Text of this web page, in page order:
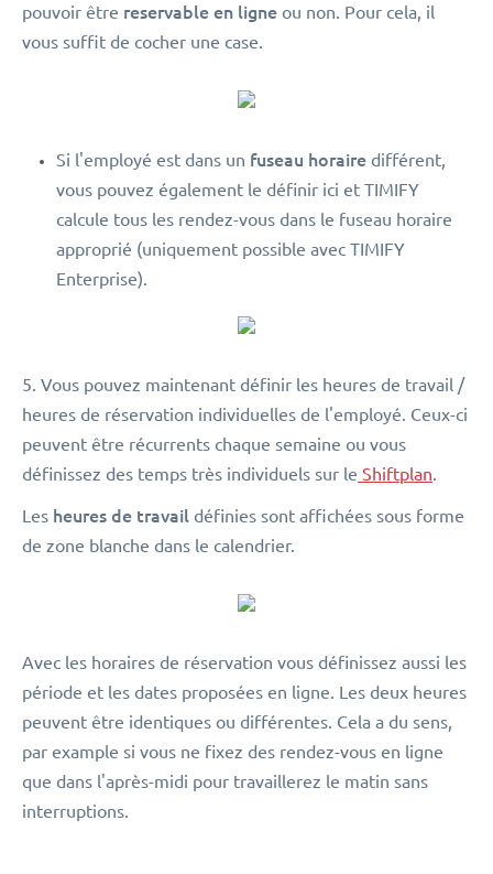
pouvoir être reservable en ligne ou non. Pour cela, il
vous suffit de cocher une case.
Si l'employé est dans un fuseau horaire différent,
vous pouvez également le définir ici et TIMIFY
calcule tous les rendez-vous dans le fuseau horaire
approprié (uniquement possible avec TIMIFY
Enterprise).
5. Vous pouvez maintenant définir les heures de travail /
heures de réservation individuelles de l'employé. Ceux-ci
peuvent être récurrents chaque semaine ou vous
définissez des temps très individuels sur le Shiftplan.
Les heures de travail définies sont affichées sous forme
de zone blanche dans le calendrier.
Avec les horaires de réservation vous définissez aussi les
période et les dates proposées en ligne. Les deux heures
peuvent être identiques ou différentes. Cela a du sens,
par example si vous ne fixez des rendez-vous en ligne
que dans l'après-midi pour travaillerez le matin sans
interruptions.